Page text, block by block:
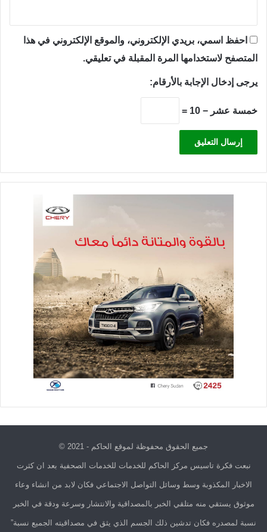
احفظ اسمي، بريدي الإلكتروني، والموقع الإلكتروني في هذا
المتصفح لاستخدامها المرة المقبلة في تعليقي.
يرجى إدخال الإجابة بالأرقام:
خمسة عشر − 10 =
جميع الحقوق محفوظة لموقع الحاكم - 2021 ©
نبعت فكرة تاسيس مركز الحاكم للخدمات للخدمات الصحفية بعد ان كثرت
الاخبار المكذوبة وسط وسائل التواصل الاجتماعي فكان لابد من انشاء وعاء
موثوق يستقي منه متلقي الخبر بالمصداقية والانتشار وسرعة ودقة في الخبر
نسبة لمصدره فكان تدشين ذلك الجسم الذي يثق في مصداقيته الجميع نسبة”